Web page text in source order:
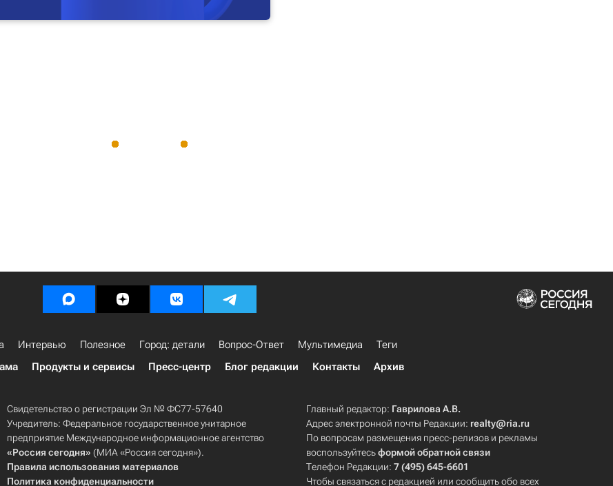
Интервью Полезное Город: детали Вопрос-Ответ Мультимедиа
Теги
Продукты и сервисы Пресс-центр Блог редакции Контакты Архив
Свидетельство о регистрации Эл № ФС77-57640
Учредитель: Федеральное государственное унитарное
предприятие Международное информационное агентство
«Россия сегодня» (МИА «Россия сегодня»).
Правила использования материалов
Политика конфиденциальности
Главный редактор: Гаврилова А.В.
Адрес электронной почты Редакции: realty@ria.ru
По вопросам размещения пресс-релизов и рекламы
воспользуйтесьформой обратной связи
Телефон Редакции:7 (495) 645-6601
Чтобы связаться с редакцией или сообщить обо всех